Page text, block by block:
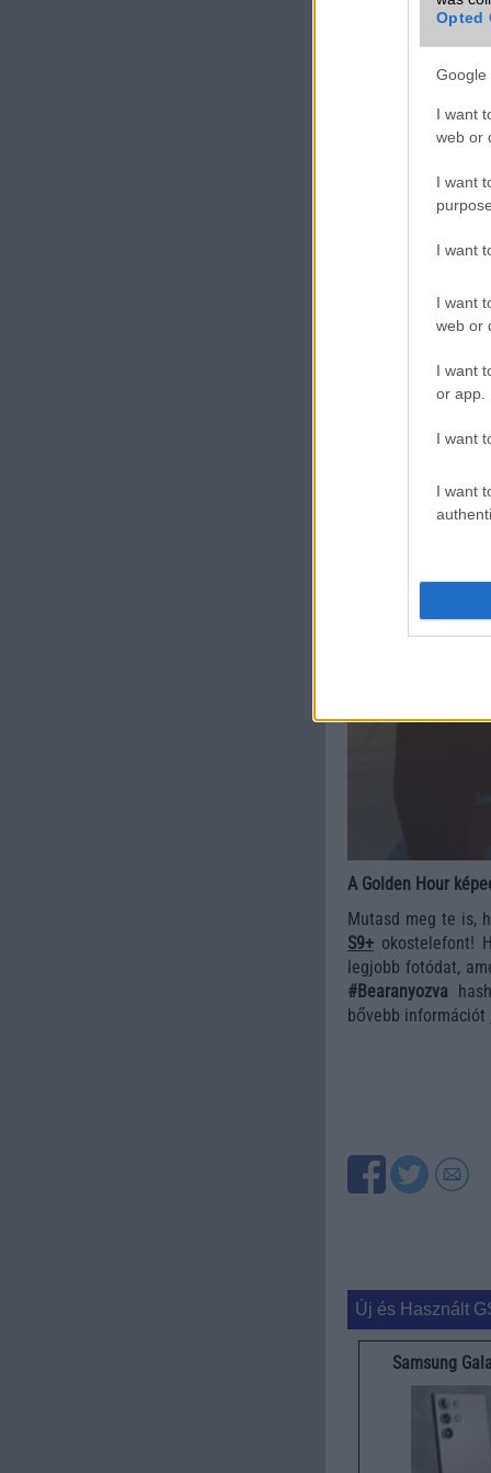
Opted
Google
I want
web or
I want
I want
I want
web or
I want
or app.
I want
I want
A Golden Hour
Mutasd meg te is,
S9+ okostelefont!
legjobb fotódat,
#Bearanyozva
bővebb információt
Új és Használt
Samsung